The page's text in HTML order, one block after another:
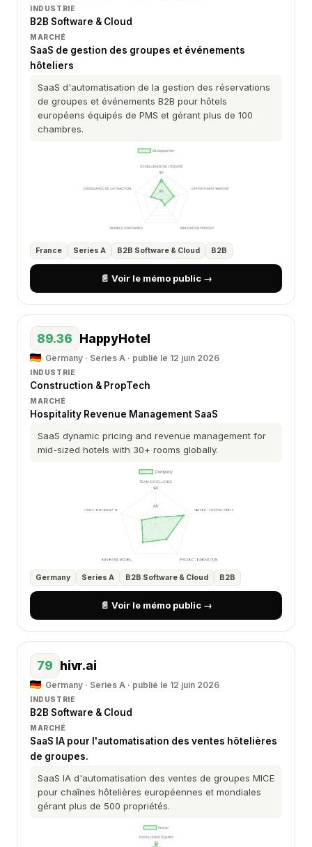
INDUSTRIE
B2B Software & Cloud
MARCHÉ
SaaS de gestion des groupes et événements
hôteliers
SaaS d'automatisation de la gestion des réservations
de groupes et événements B2B pour hôtels
européens équipés de PMS et gérant plus de 100
chambres.
France Series A B2B Software & Cloud B2B
📄 Voir le mémo public →
89.36 HappyHotel
Germany · Series A · publié le 12 juin 2026
INDUSTRIE
Construction & PropTech
MARCHÉ
Hospitality Revenue Management SaaS
SaaS dynamic pricing and revenue management for
mid-sized hotels with 30+ rooms globally.
Germany Series A B2B Software & Cloud B2B
📄 Voir le mémo public →
79 hivr.ai
Germany · Series A · publié le 12 juin 2026
INDUSTRIE
B2B Software & Cloud
MARCHÉ
SaaS IA pour l'automatisation des ventes hôtelières
de groupes.
SaaS IA d'automatisation des ventes de groupes MICE
pour chaînes hôtelières européennes et mondiales
gérant plus de 500 propriétés.